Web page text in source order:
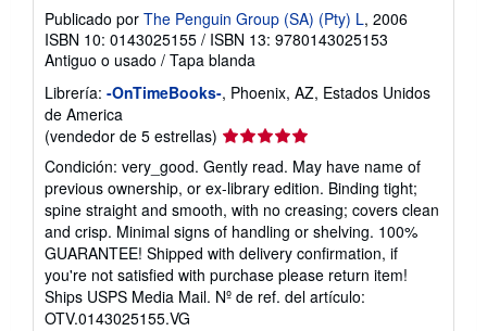
Publicado por The Penguin Group (SA) (Pty) L, 2006
ISBN 10: 0143025155 / ISBN 13: 9780143025153
Antiguo o usado / Tapa blanda
Librería: -OnTimeBooks-, Phoenix, AZ, Estados Unidos
de America
(vendedor de 5 estrellas) Calificación
del
vendedor:
5
de
5
estrellas
Condición: very_good. Gently read. May have name of
previous ownership, or ex-library edition. Binding tight;
spine straight and smooth, with no creasing; covers clean
and crisp. Minimal signs of handling or shelving. 100%
GUARANTEE! Shipped with delivery confirmation, if
you're not satisfied with purchase please return item!
Ships USPS Media Mail. Nº de ref. del artículo:
OTV.0143025155.VG